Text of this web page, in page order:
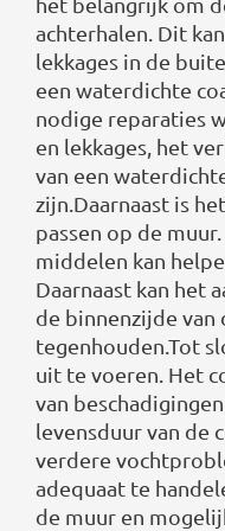
achterhalen. Dit
lekkages in de
een waterdichte
nodige reparaties
en lekkages, het
van een
zijn.Daarnaast is
passen op de
middelen kan
Daarnaast kan het
de binnenzijde
tegenhouden.Tot
uit te voeren. Het
van
levensduur van de
verdere
adequaat te
de muur en